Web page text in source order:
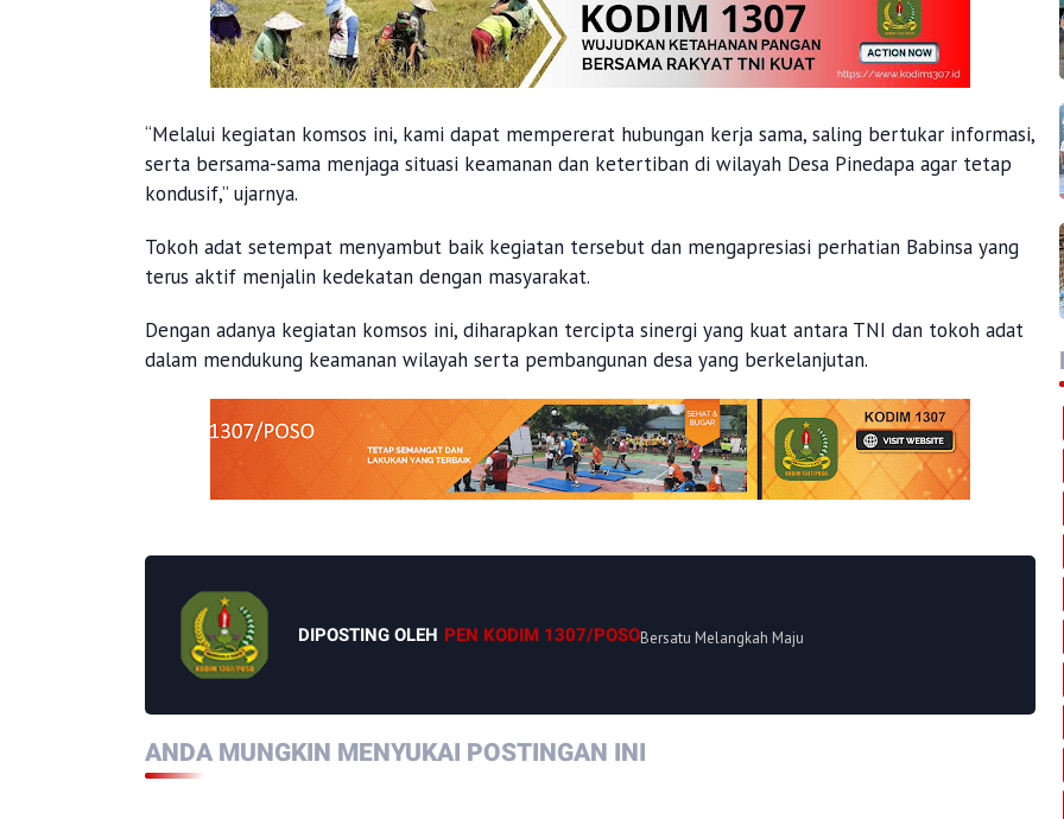
“Melalui kegiatan komsos ini, kami dapat mempererat hubungan kerja sama, saling bertukar informasi,
serta bersama-sama menjaga situasi keamanan dan ketertiban di wilayah Desa Pinedapa agar tetap
kondusif,” ujarnya.
Tokoh adat setempat menyambut baik kegiatan tersebut dan mengapresiasi perhatian Babinsa yang
terus aktif menjalin kedekatan dengan masyarakat.
Dengan adanya kegiatan komsos ini, diharapkan tercipta sinergi yang kuat antara TNI dan tokoh adat
dalam mendukung keamanan wilayah serta pembangunan desa yang berkelanjutan.
DIPOSTING OLEH PEN KODIM 1307/POSOBersatu Melangkah Maju
ANDA MUNGKIN MENYUKAI POSTINGAN INI